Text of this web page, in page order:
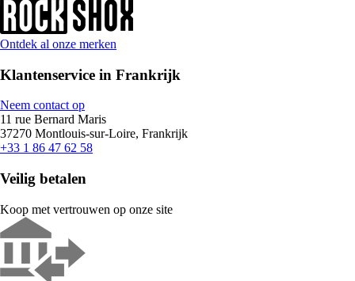
Ontdek al onze merken
Klantenservice in Frankrijk
Neem contact op
11 rue Bernard Maris
37270 Montlouis-sur-Loire, Frankrijk
+33 1 86 47 62 58
Veilig betalen
Koop met vertrouwen op onze site